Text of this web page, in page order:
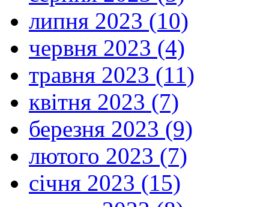
липня 2023 (10)
червня 2023 (4)
травня 2023 (11)
квітня 2023 (7)
березня 2023 (9)
лютого 2023 (7)
січня 2023 (15)